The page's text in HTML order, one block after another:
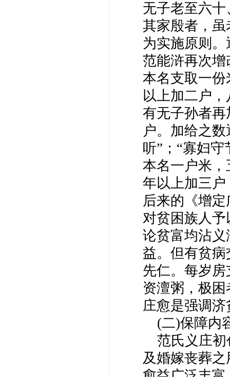
无子老至六
其家殷者，
为实施原则
范能浒再次
本名支取一
以上加二户
有无子孙者
户。加给之
听”；“寡妇
本名一户米
年以上加三
后来的《增
对贫困族人
论贫富均沾
益。但有贫
先仁。每岁
资澶粥，极
庄愈是强调
(二)保障内
范氏义庄
及婚嫁丧葬